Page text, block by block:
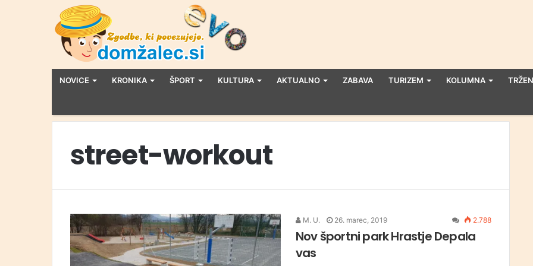
NOVICE KRONIKA ŠPORT KULTURA AKTUALNO ZABAVA TURIZEM KOLUMNA
street-workout
M. U. 26. marec, 2019 2.788
Nov športni park Hrastje Depala
vas